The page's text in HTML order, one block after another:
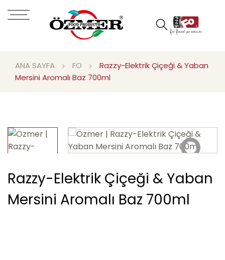
ANA SAYFA FO
Razzy-Elektrik Çiçeği & Yaban
Mersini Aromalı Baz 700ml
Razzy-Elektrik Çiçeği & Yaban
Mersini Aromalı Baz 700ml